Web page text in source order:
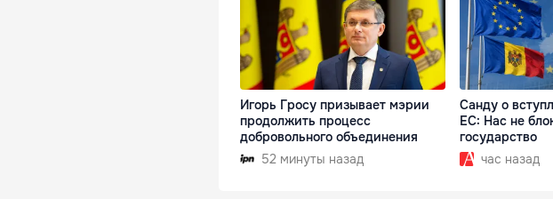
Игорь Гросу призывает мэрии
продолжить процесс
добровольного объединения
52 минуты назад
Санду о
ЕС: Нас не
государство
час назад